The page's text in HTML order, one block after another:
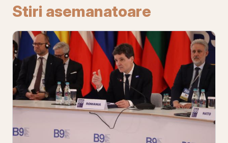
Stiri asemanatoare